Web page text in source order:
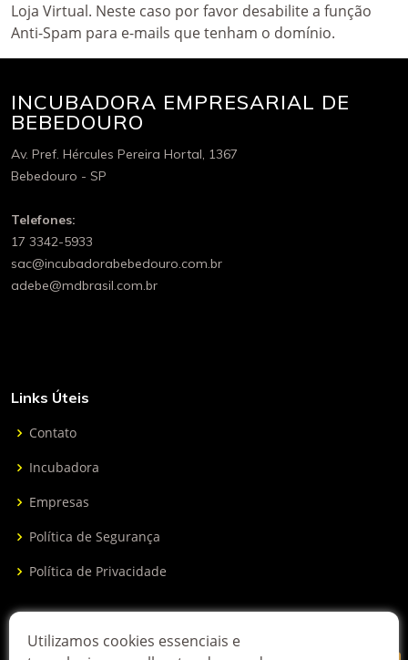
Loja Virtual. Neste caso por favor desabilite a função
Anti-Spam para e-mails que tenham o domínio.
Utilizamos cookies essenciais e
INCUBADORA EMPRESARIAL DE
BEBEDOURO
Av. Pref. Hércules Pereira Hortal, 1367
Bebedouro - SP
Telefones:
17 3342-5933
sac@incubadorabebedouro.com.br
adebe@mdbrasil.com.br
Links Úteis
Contato
Incubadora
Empresas
Política de Segurança
Política de Privacidade